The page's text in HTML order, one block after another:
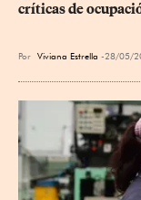
críticas de
Por Viviana Estrella 28/05/